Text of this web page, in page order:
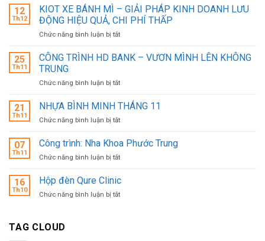
12
Th12
KIOT XE BÁNH MÌ – GIẢI PHÁP KINH DOANH LƯU
ĐỘNG HIỆU QUẢ, CHI PHÍ THẤP
Chức năng bình luận bị tắtở
XE
–
PHÁP
DOANH
ĐỘNG
HIỆU
PHÍ
THẤP
25
Th11
CÔNG TRÌNH HD BANK – VƯƠN MÌNH LÊN KHÔNG
TRUNG
Chức năng bình luận bị tắtở
TRÌNH
BANK
VƯƠN
TRUNG
21
Th11
NHỰA BÌNH MINH THÁNG 11
Chức năng bình luận bị tắtở
BÌNH
THÁNG
07
Th11
Công trình: Nha Khoa Phước Trung
Chức năng bình luận bị tắtở
trình:
Khoa
16
Th10
Hộp đèn Qure Clinic
Chức năng bình luận bị tắtở
TAG CLOUD